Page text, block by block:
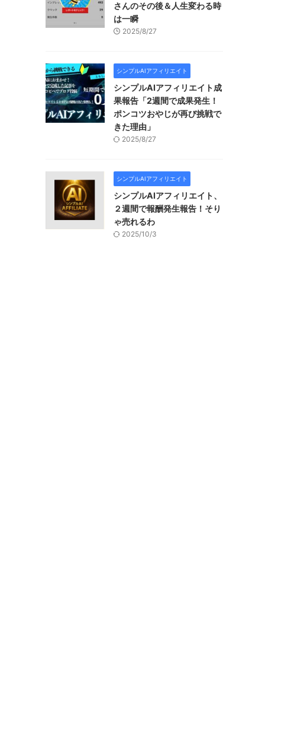
さんのその後＆人生変わる時
は一瞬
2025/8/27
シンプルAIアフィリエイト
シンプルAIアフィリエイト成
果報告「2週間で成果発生！
ポンコツおやじが再び挑戦で
きた理由」
2025/8/27
シンプルAIアフィリエイト
シンプルAIアフィリエイト、
２週間で報酬発生報告！そり
ゃ売れるわ
2025/10/3